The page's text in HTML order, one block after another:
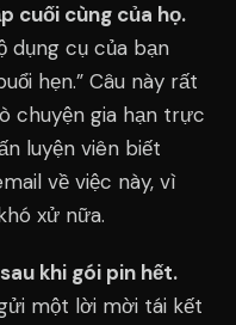
cuối cùng của họ.
dụng cụ của bạn
hẹn.” Câu này rất
chuyện gia hạn trực
luyện viên biết
về việc này, vì
xử nữa.
khi gói pin hết.
một lời mời tái kết